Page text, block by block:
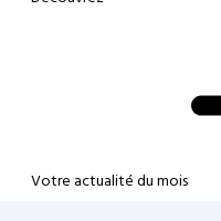
Votre actualité du mois